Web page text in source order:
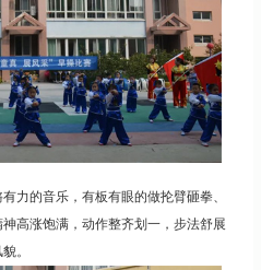
力的音乐，有板有眼的做抡臂砸拳、
高涨饱满，动作整齐划一，步法舒展
。